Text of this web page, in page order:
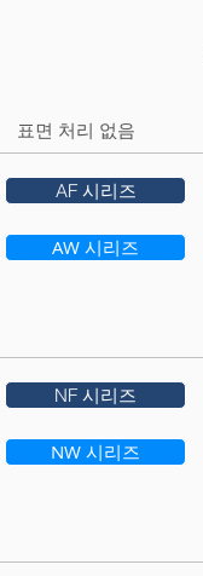
AF 시리즈
AW 시리즈
NF 시리즈
NW 시리즈
표면 처리 없음